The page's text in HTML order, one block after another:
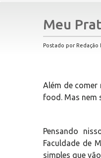
Meu
Postado por Redação
Além de
food. Mas nem
Pensando
Faculdade de
simples que